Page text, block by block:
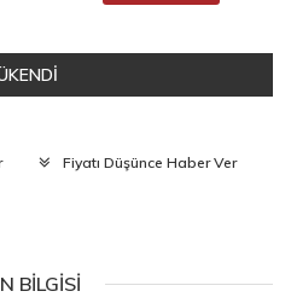
Fiyatı Düşünce Haber Ver
BILGISI